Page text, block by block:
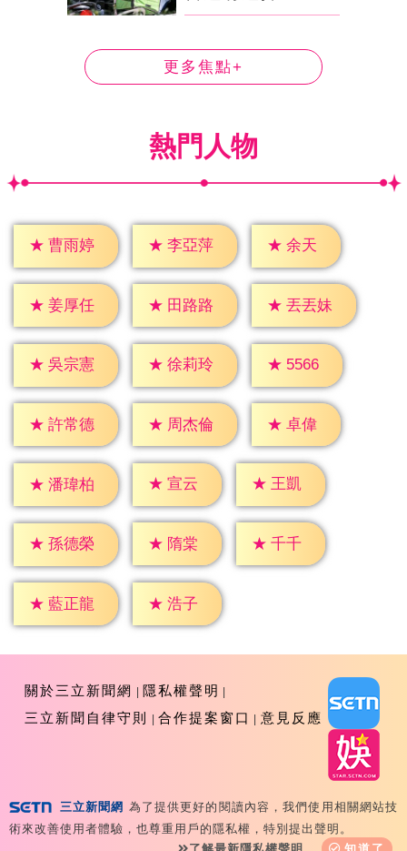
更多焦點+
熱門人物
★ 曹雨婷 ★ 李亞萍 ★ 余天
★ 姜厚任 ★ 田路路 ★ 丟丟妹
★ 吳宗憲 ★ 徐莉玲 ★ 5566
★ 許常德 ★ 周杰倫 ★ 卓偉
★ 潘瑋柏 ★ 宣云 ★ 王凱
★ 孫德榮 ★ 隋棠 ★ 千千
★ 藍正龍 ★ 浩子
關於三立新聞網
隱私權聲明
三立新聞自律守則
合作提案窗口 意見反應
Copyright ©2026 Sanlih E-Television All Rights
Reserved 版權所有 盜用必究 台北市內湖區舊宗路一段159
三立新聞網 為了提供更好的閱讀內容，我們使用相關網站技
術來改善使用者體驗，也尊重用戶的隱私權，特別提出聲明。